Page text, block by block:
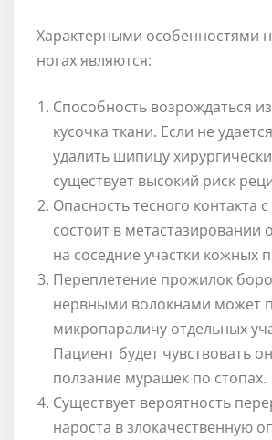
Характерными особенностями
ногах являются:
Способность возрождаться
кусочка ткани. Если не
удалить шипицу
существует высокий риск
Опасность тесного контакта
состоит в метастазировании
на соседние участки кожных
Переплетение прожилок
нервными волокнами может
микропараличу отдельных
Пациент будет чувствовать
ползание мурашек по стопах.
Существует вероятность
нароста в злокачественную